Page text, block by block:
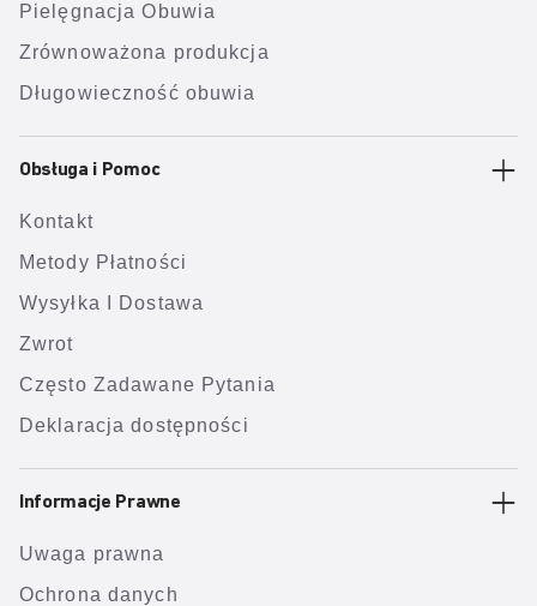
Pielęgnacja Obuwia
Zrównoważona produkcja
Długowieczność obuwia
Obsługa i Pomoc
Kontakt
Metody Płatności
Wysyłka I Dostawa
Zwrot
Często Zadawane Pytania
Deklaracja dostępności
Informacje Prawne
Uwaga prawna
Ochrona danych